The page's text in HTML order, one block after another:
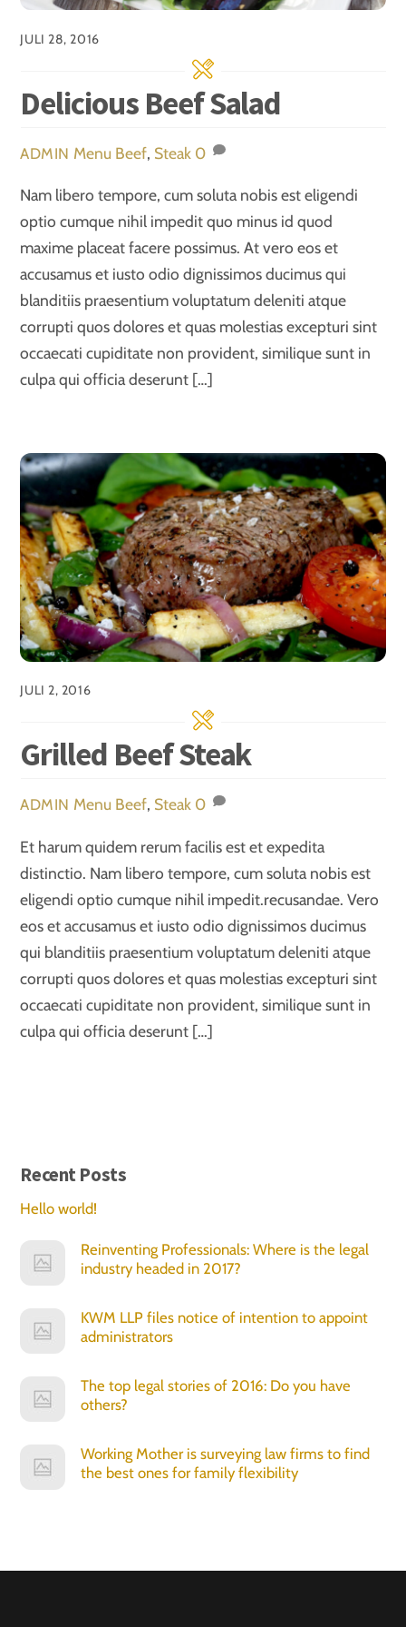
JULI 28, 2016
Delicious Beef Salad
ADMIN Menu Beef, Steak 0
Nam libero tempore, cum soluta nobis est eligendi
optio cumque nihil impedit quo minus id quod
maxime placeat facere possimus. At vero eos et
accusamus et iusto odio dignissimos ducimus qui
blanditiis praesentium voluptatum deleniti atque
corrupti quos dolores et quas molestias excepturi sint
occaecati cupiditate non provident, similique sunt in
culpa qui officia deserunt […]
JULI 2, 2016
Grilled Beef Steak
ADMIN Menu Beef, Steak 0
Et harum quidem rerum facilis est et expedita
distinctio. Nam libero tempore, cum soluta nobis est
eligendi optio cumque nihil impedit.recusandae. Vero
eos et accusamus et iusto odio dignissimos ducimus
qui blanditiis praesentium voluptatum deleniti atque
corrupti quos dolores et quas molestias excepturi sint
occaecati cupiditate non provident, similique sunt in
culpa qui officia deserunt […]
Recent Posts
Hello world!
Reinventing Professionals: Where is the legal
industry headed in 2017?
KWM LLP files notice of intention to appoint
administrators
The top legal stories of 2016: Do you have
others?
Working Mother is surveying law firms to find
the best ones for family flexibility